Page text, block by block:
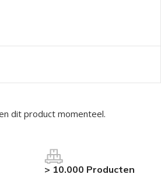
dit product momenteel.
> 10.000 Producten